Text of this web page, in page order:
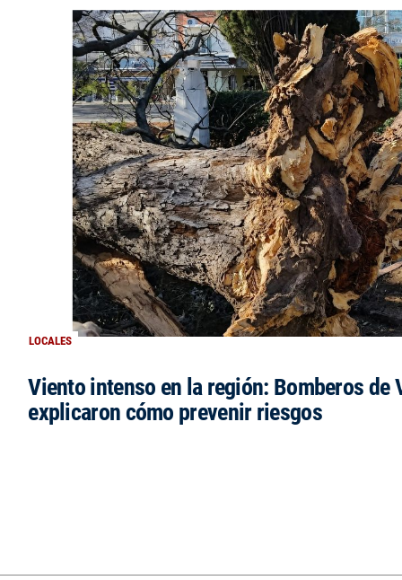
LOCALES
Viento intenso en la región: Bomberos de
explicaron cómo prevenir riesgos